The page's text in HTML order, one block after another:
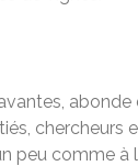
chercheurs
peu comme à